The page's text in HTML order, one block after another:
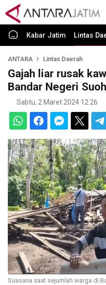
Kabar Jatim Lintas
ANTARA Lintas Daerah
Gajah liar rusak
Bandar Negeri Suoh
Sabtu, 2 Maret 2024 12:26
Suasana saat sejumlah warga di